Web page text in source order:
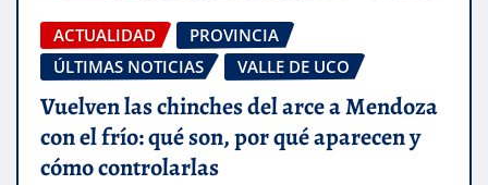
ACTUALIDAD
PROVINCIA
ÚLTIMAS NOTICIAS
VALLE DE UCO
Vuelven las chinches del arce a Mendoza
con el frío: qué son, por qué aparecen y
cómo controlarlas